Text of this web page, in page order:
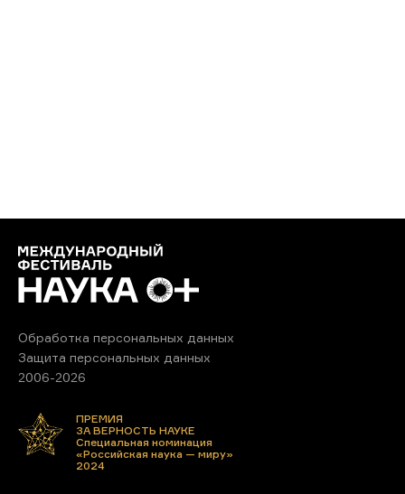
Обработка персональных данных
Защита персональных данных
2006-2026
ПРЕМИЯ
ЗА ВЕРНОСТЬ НАУКЕ
Специальная номинация
«Российская наука — миру»
2024